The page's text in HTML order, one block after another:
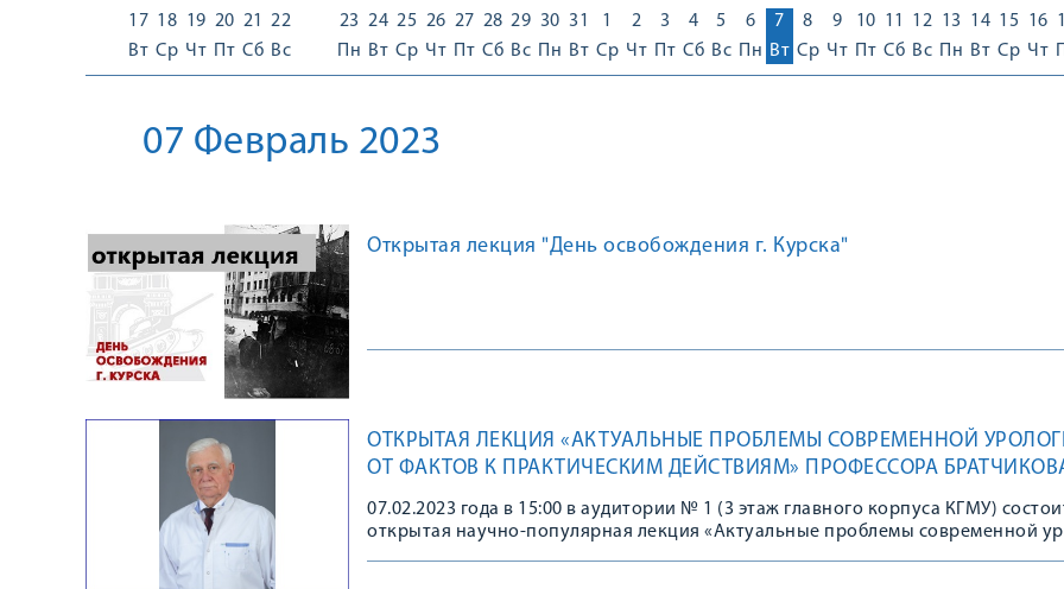
17
Вт
18
Ср
19
Чт
20
Пт
21
Сб
22
Вс
23
Пн
24
Вт
25
Ср
26
Чт
27
Пт
28
Сб
29
Вс
30
Пн
31
Вт
1
Ср
2
Чт
3
Пт
4
Сб
5
Вс
6
Пн
7
Вт
8
Ср
9
Чт
10
Пт
11
Сб
12
Вс
13
Пн
14
Вт
15
Ср
16
Чт
07 Февраль 2023
Открытая лекция "День освобождения г. Курска"
ОТКРЫТАЯ ЛЕКЦИЯ «АКТУАЛЬНЫЕ ПРОБЛЕМЫ СОВРЕМЕННОЙ
ОТ ФАКТОВ К ПРАКТИЧЕСКИМ ДЕЙСТВИЯМ» ПРОФЕССОРА
ОЛЕГА ИВАНОВИЧА.
07.02.2023 года в 15:00 в аудитории № 1 (3 этаж главного корпуса КГМУ)
открытая научно-популярная лекция «Актуальные проблемы современной